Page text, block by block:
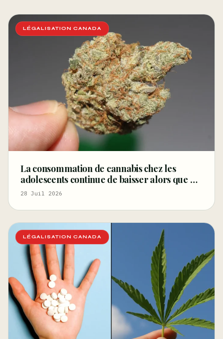
LÉGALISATION CANADA
La consommation de cannabis chez les
adolescents continue de baisser alors que de
plus en plus d’États la légalisent pour les
Marijuana Moment
28 Juil 2026
LÉGALISATION CANADA